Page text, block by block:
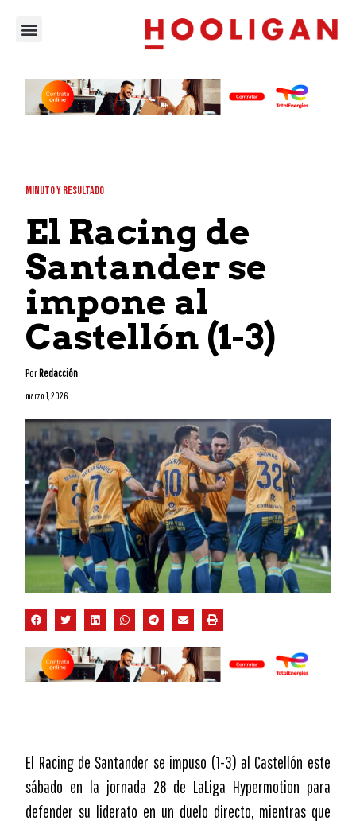
MINUTO Y RESULTADO
El Racing de
Santander se
impone al
Castellón (1-3)
PorRedacción
marzo 1, 2026
El Racing de Santander se impuso (1-3) al Castellón este
sábado en la jornada 28 de LaLiga Hypermotion para
defender su liderato en un duelo directo, mientras que